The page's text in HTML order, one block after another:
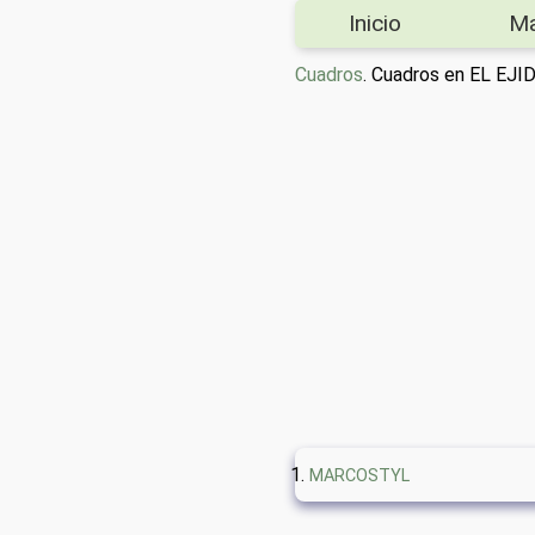
Inicio
Cuadros. Cuadros en EL
MARCOSTYL